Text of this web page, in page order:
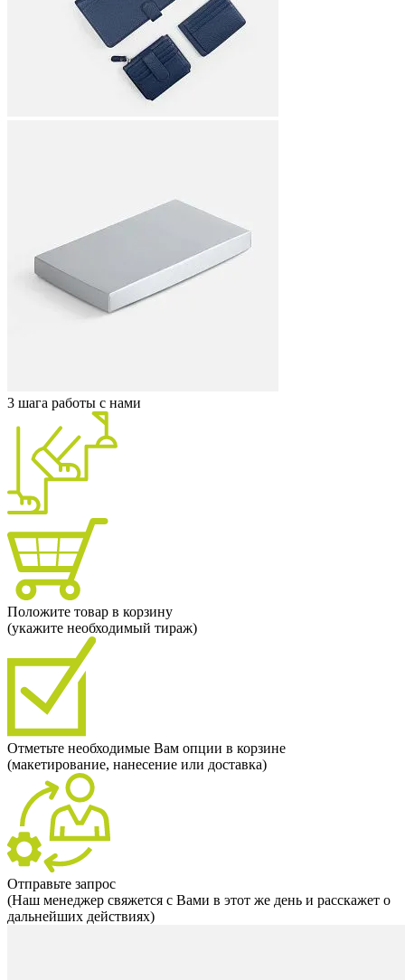
3 шага работы с нами
Положите товар в корзину
(укажите необходимый тираж)
Отметьте необходимые Вам опции в корзине
(макетирование, нанесение или доставка)
Отправьте запрос
(Наш менеджер свяжется с Вами в этот же день и расскажет о
дальнейших действиях)